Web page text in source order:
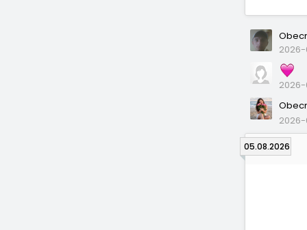
2026-
2026-
05.08.2026